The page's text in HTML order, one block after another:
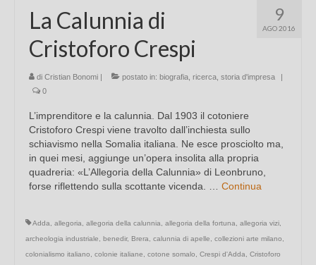
9
AGO 2016
La Calunnia di
Cristoforo Crespi
di Cristian Bonomi | postato in: biografia ricerca storia d'impresa
|
0
L’imprenditore e la calunnia. Dal 1903 il cotoniere
Cristoforo Crespi viene travolto dall’inchiesta sullo
schiavismo nella Somalia italiana. Ne esce prosciolto ma,
in quei mesi, aggiunge un’opera insolita alla propria
quadreria: «L’Allegoria della Calunnia» di Leonbruno,
forse riflettendo sulla scottante vicenda. … Continua
Adda allegoria allegoria della calunnia allegoria della fortuna allegoria vizi
archeologia industriale
benedir, Brera calunnia di apelle collezioni arte milano
colonialismo italiano
colonie italiane cotone somalo Crespi d'Adda
Cristoforo